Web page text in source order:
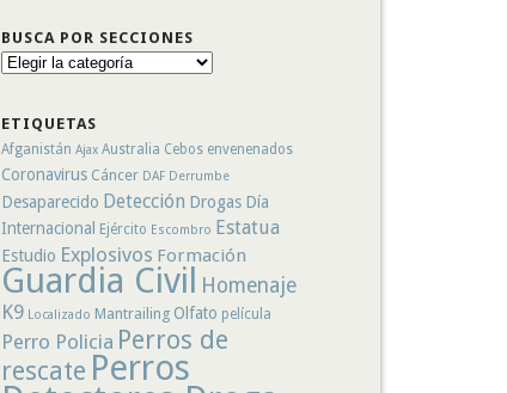
BUSCA POR SECCIONES
Busca
ETIQUETAS
Afganistán Ajax Australia Cebos envenenados
Coronavirus Cáncer DAF Derrumbe
Desaparecido Detección Drogas Día
Internacional
Ejército Escombro Estatua
Estudio Explosivos Formación
Guardia Civil
Homenaje
K9 Localizado Mantrailing Olfato película
Perro Policia Perros de
rescate Perros